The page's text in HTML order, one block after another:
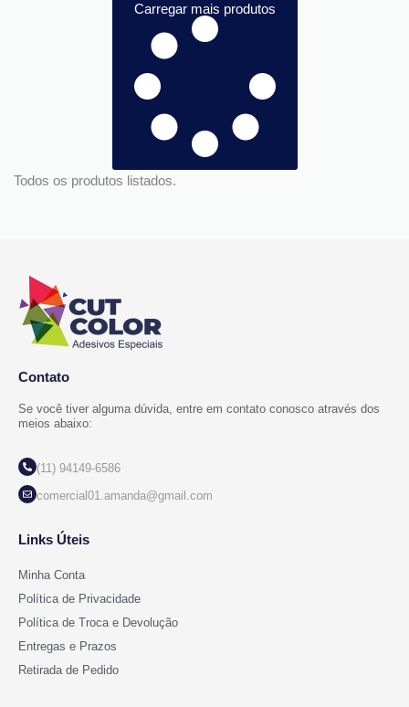
Carregar mais produtos
Todos os produtos listados.
Contato
Se você tiver alguma dúvida, entre em contato conosco através dos
meios abaixo:
(11) 94149-6586
comercial01.amanda@gmail.com
Links Úteis
Minha Conta
Política de Privacidade
Política de Troca e Devolução
Entregas e Prazos
Retirada de Pedido